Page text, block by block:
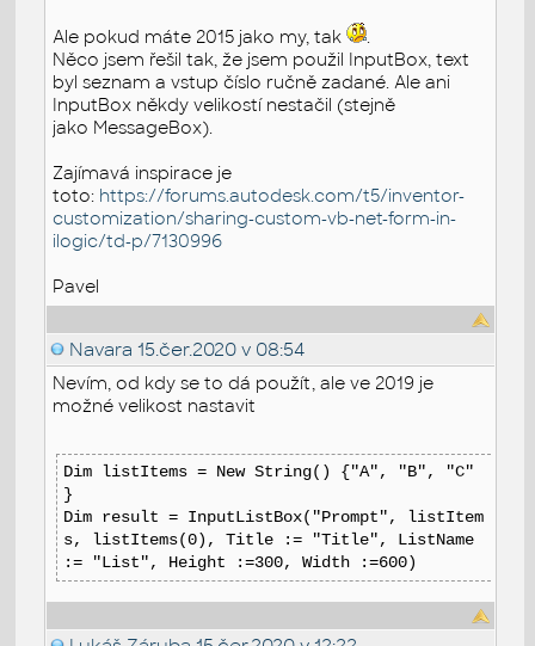
Ale pokud máte 2015 jako my, tak
.
Něco jsem řešil tak, že jsem použil InputBox, text
byl seznam a vstup číslo ručně zadané. Ale ani
InputBox někdy velikostí nestačil (stejně
jako MessageBox).
Zajímavá inspirace je
toto: https://forums.autodesk.com/t5/inventor-
customization/sharing-custom-vb-net-form-in-
ilogic/td-p/7130996
Pavel
Navara 15.čer.2020 v 08:54
Nevím, od kdy se to dá použít, ale ve 2019 je
možné velikost nastavit
Dim listItems = New String() {"A", "B", "C"
}
Dim result = InputListBox("Prompt", listItem
s, listItems(0), Title := "Title", ListName
:= "List", Height :=300, Width :=600)